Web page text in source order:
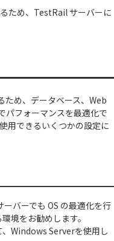
ため、TestRail サーバーに
ため、データベース、Web
パフォーマンスを最適化で
用できるいくつかの設定に
バーでも OS の最適化を行
境をお勧めします。
Windows Serverを使用し